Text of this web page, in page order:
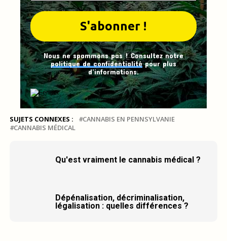
Nous ne spammons pas ! Consultez notre
politique de confidentialitépour plus
d’informations.
SUJETS CONNEXES :
CANNABIS EN PENNSYLVANIE
CANNABIS MÉDICAL
Qu'est vraiment le cannabis médical ?
Dépénalisation, décriminalisation,
légalisation : quelles différences ?